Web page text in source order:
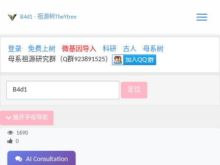
Toggle
B4d1 - 祖源树TheYtree
登录 免费上树 微基因导入 科研 古人
母系树
母系祖源研究群（Q群923891525）
展开字母导航
1690
0
AI Consultation